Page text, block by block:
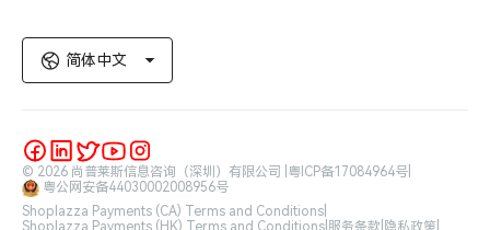
简体中文
© 2026 尚普莱斯信息咨询（深圳）有限公司 | 粤ICP备17084964号
粤公网安备44030002008956号
Shoplazza Payments (CA) Terms and Conditions
Shoplazza Payments (HK) Terms and Conditions 服务条款 隐私政策